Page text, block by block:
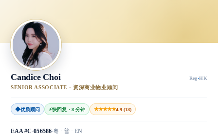
Candice Choi Reg·HK
SENIOR ASSOCIATE · 资深商业物业顾问
◆优质顾问 ⚡快回复 · 8 分钟 ★★★★★4.9 (18)
EAA #C-056586 粤 · 普 · EN